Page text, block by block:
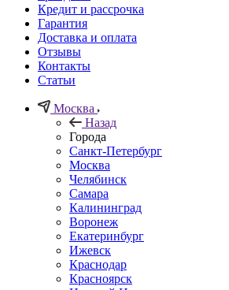
Кредит и рассрочка
Гарантия
Доставка и оплата
Отзывы
Контакты
Статьи
Москва
Назад
Города
Санкт-Петербург
Москва
Челябинск
Самара
Калининград
Воронеж
Екатеринбург
Ижевск
Краснодар
Красноярск